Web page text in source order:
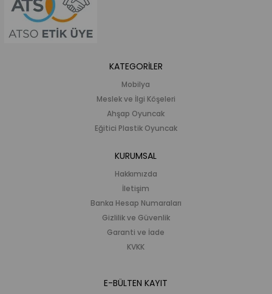
KATEGORİLER
Mobilya
Meslek ve İlgi Köşeleri
Ahşap Oyuncak
Eğitici Plastik Oyuncak
KURUMSAL
Hakkımızda
İletişim
Banka Hesap Numaraları
Gizlilik ve Güvenlik
Garanti ve İade
KVKK
E-BÜLTEN KAYIT